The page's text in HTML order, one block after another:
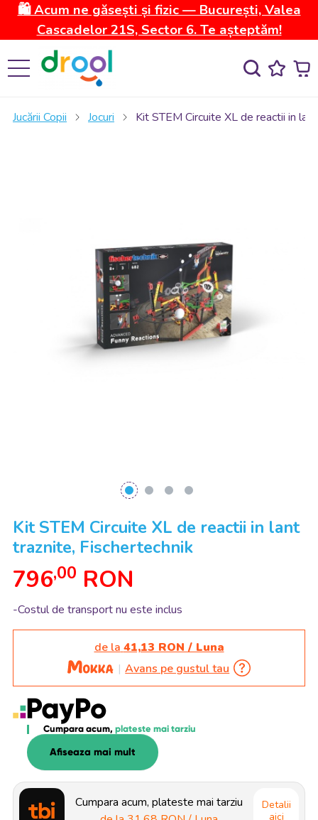
🛍️ Acum ne găsești și fizic — București, Valea
Cascadelor 21S, Sector 6. Te așteptăm!
Jucării Copii Jocuri Kit STEM Circuite XL de reactii in
Kit STEM Circuite XL de reactii in lant
traznite, Fischertechnik
796,00 RON
-Costul de transport nu este inclus
de la 41,13 RON / Luna
Avans pe gustul tau
Cumpara acum, plateste mai tarziu
Afiseaza mai mult
Cumpara acum, plateste mai tarziu
Detalii
aici